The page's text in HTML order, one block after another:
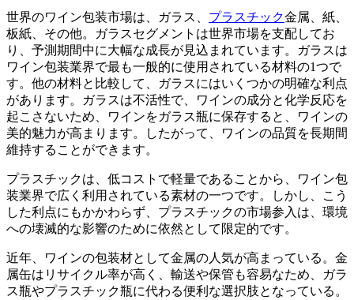
世界のワイン包装市場は、ガラス、 プラスチック金属、紙、
板紙、その他。ガラスセグメントは世界市場を支配してお
り、予測期間中に大幅な成長が見込まれています。ガラスは
ワイン包装業界で最も一般的に使用されている材料の1つで
す。他の材料と比較して、ガラスにはいくつかの明確な利点
があります。ガラスは不活性で、ワインの成分と化学反応を
起こさないため、ワインをガラス瓶に保存すると、ワインの
美的魅力が高まります。したがって、ワインの品質を長期間
維持することができます。
プラスチックは、低コストで軽量であることから、ワイン包
装業界で広く利用されている素材の一つです。しかし、こう
した利点にもかかわらず、プラスチックの市場参入は、環境
への壊滅的な影響のために依然として限定的です。
近年、ワインの包装材として金属の人気が高まっている。金
属缶はリサイクル率が高く、輸送や保管も容易なため、ガラ
ス瓶やプラスチック瓶に代わる便利な選択肢となっている。